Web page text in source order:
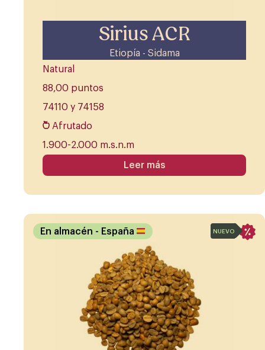
Sirius ACR
Etiopía - Sidama
Natural
88,00 puntos
74110 y 74158
Afrutado
1.900-2.000 m.s.n.m
Leer más
En almacén - España NUEVO